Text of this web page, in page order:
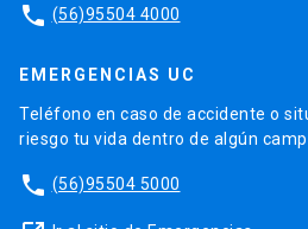
phone (56)95504 4000
EMERGENCIAS UC
Teléfono en caso de accidente o
riesgo tu vida dentro de algún
phone (56)95504 5000